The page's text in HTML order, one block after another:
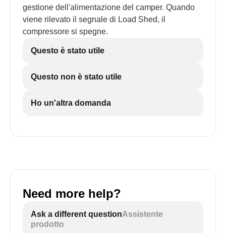
gestione dell'alimentazione del camper. Quando
viene rilevato il segnale di Load Shed, il
compressore si spegne.
Questo è stato utile
Questo non è stato utile
Ho un'altra domanda
Need more help?
Ask a different questionAssistente
prodotto